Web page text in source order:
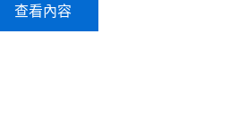
查看內容